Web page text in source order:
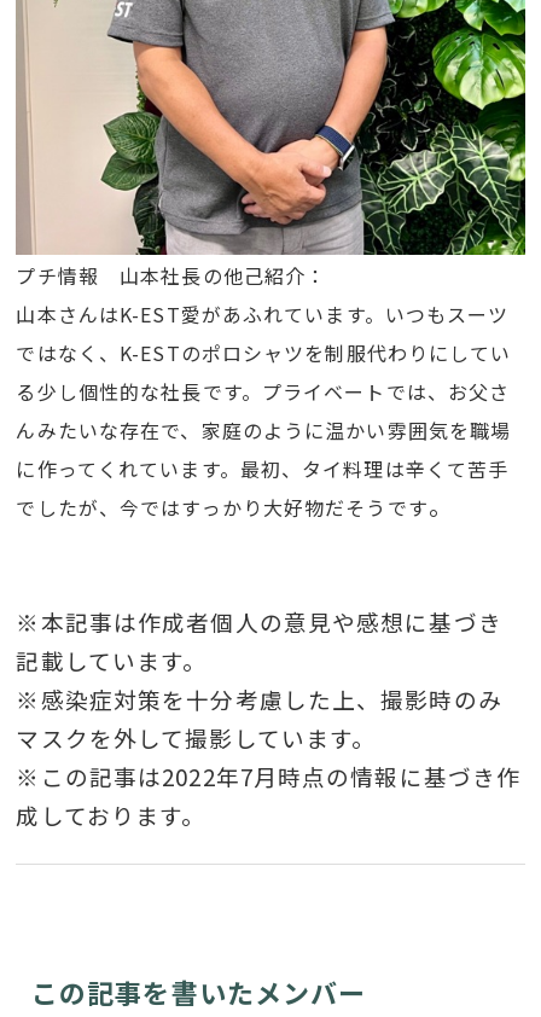
プチ情報 山本社長の他己紹介：
山本さんはK-EST愛があふれています。いつもスーツ
ではなく、K-ESTのポロシャツを制服代わりにしてい
る少し個性的な社長です。プライベートでは、お父さ
んみたいな存在で、家庭のように温かい雰囲気を職場
に作ってくれています。最初、タイ料理は辛くて苦手
でしたが、今ではすっかり大好物だそうです。
※本記事は作成者個人の意見や感想に基づき
記載しています。
※感染症対策を十分考慮した上、撮影時のみ
マスクを外して撮影しています。
※この記事は2022年7月時点の情報に基づき作
成しております。
この記事を書いたメンバー